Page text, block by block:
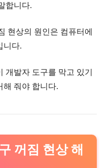
합니다.
현상의 원인은 컴퓨터에
니다.
개발자 도구를 막고 있기
해 줘야 합니다.
꺼짐 현상 해